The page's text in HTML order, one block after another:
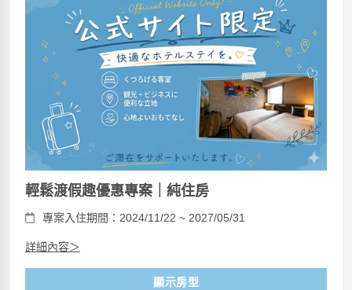
輕鬆渡假趣優惠專案｜純住房
專案入住期間：2024/11/22 ~ 2027/05/31
詳細內容＞
顯示房型